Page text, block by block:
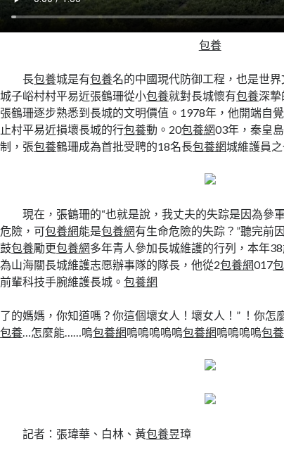
包養
長包養城是有包養名的中國現代防御工程，也是世
城子峪村村平易近張鶴珊從小包養就對長城懷有包養深摯
張鶴珊逐步熟悉到長城的文明價值。1978年，他開端自
止村平易近損壞長城的行包養動。20包養網03年，秦皇
制，張包養鶴珊成為首批受聘的18名長包養網城維護員之
現在，張鶴珊的“也就是說，我丈夫的失踪是因為參
危險，可包養網能是包養網有生命危險的失踪？”聽完前
鼓包養勵更包養網多年青人參加長城維護的行列，本年
為山海關長城維護志愿辦事隊的隊長，他從2包養網017
前輩科技手腕維護長城。包養網
了的媽媽，你知道嗎？你這個壞女人！壞女人！” ！你怎
包養…怎麼能……嗚包養網嗚嗚嗚嗚嗚包養網嗚嗚嗚嗚包
記者：張瑋華、白林、黃包養昱璋